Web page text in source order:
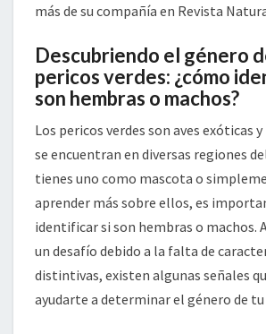
más de su compañía en Revista
Descubriendo el género
pericos verdes: ¿cómo
son hembras o machos?
Los pericos verdes son aves exóticas
se encuentran en diversas regiones
tienes uno como mascota o
aprender más sobre ellos, es
identificar si son hembras o machos.
un desafío debido a la falta de
distintivas, existen algunas señales
ayudarte a determinar el género de tu